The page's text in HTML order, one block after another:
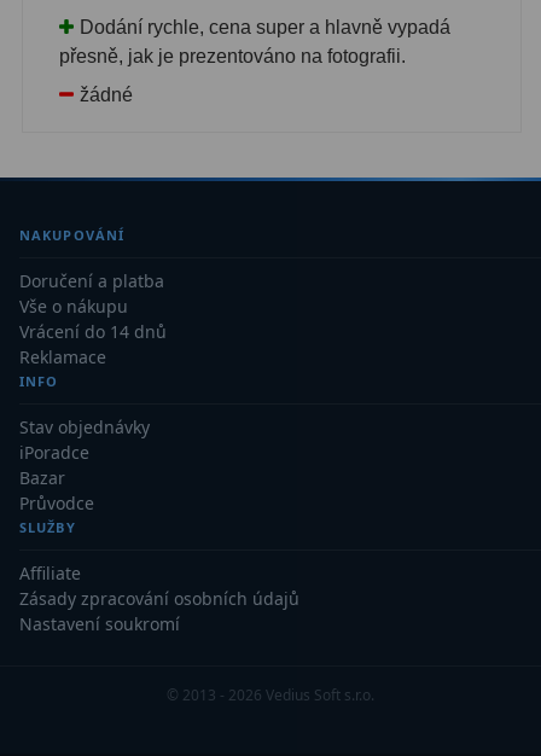
Objímky10
Závaží3
Ostatní22
Seřízení22
Laserové kolimátory
Optické kolimátory
Umělé hvězdy
Zrcátka a hranoly
Diagonální hranoly7
Amici hranoly 90° 7
Dodání rychle, cena super a hlavně vypadá
přesně, jak je prezentováno na fotografii.
žádné
NAKUPOVÁNÍ
Doručení a platba
Vše o nákupu
Vrácení do 14 dnů
Reklamace
INFO
Stav objednávky
iPoradce
Bazar
Průvodce
SLUŽBY
Affiliate
Zásady zpracování osobních údajů
Nastavení soukromí
© 2013 - 2026 Vedius Soft s.r.o.